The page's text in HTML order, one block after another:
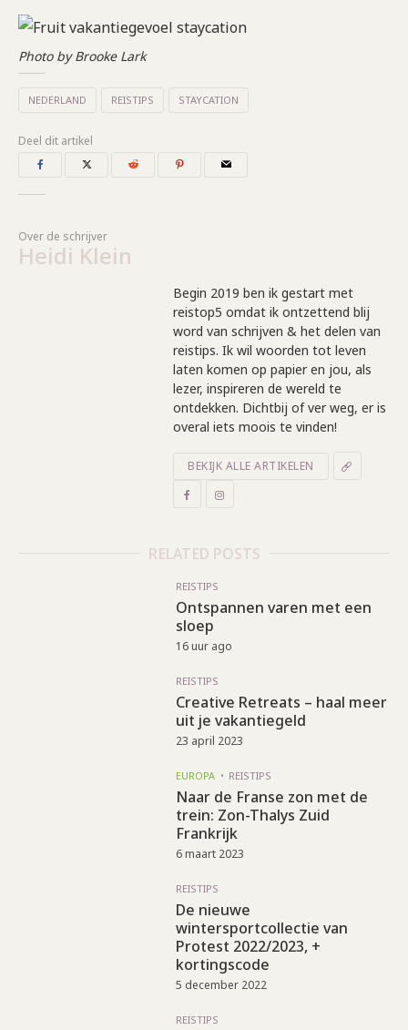
Photo by Brooke Lark
NEDERLAND REISTIPS STAYCATION
Deel dit artikel
Over de schrijver
Heidi Klein
Begin 2019 ben ik gestart met
reistop5 omdat ik ontzettend blij
word van schrijven & het delen van
reistips. Ik wil woorden tot leven
laten komen op papier en jou, als
lezer, inspireren de wereld te
ontdekken. Dichtbij of ver weg, er is
overal iets moois te vinden!
BEKIJK ALLE ARTIKELEN
RELATED POSTS
REISTIPS
Ontspannen varen met een
sloep
16 uur ago
REISTIPS
Creative Retreats – haal meer
uit je vakantiegeld
23 april 2023
EUROPA REISTIPS
Naar de Franse zon met de
trein: Zon-Thalys Zuid
Frankrijk
6 maart 2023
REISTIPS
De nieuwe
wintersportcollectie van
Protest 2022/2023, +
kortingscode
5 december 2022
REISTIPS